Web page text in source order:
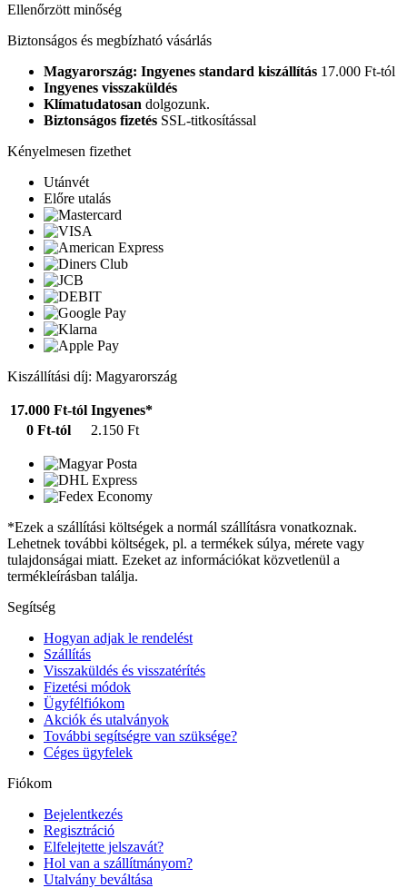
Ellenőrzött minőség
Biztonságos és megbízható vásárlás
Magyarország: Ingyenes standard kiszállítás 17.000 Ft-tól
Ingyenes visszaküldés
Klímatudatosan dolgozunk.
Biztonságos fizetés SSL-titkosítással
Kényelmesen fizethet
Utánvét
Előre utalás
Kiszállítási díj: Magyarország
17.000 Ft-tól Ingyenes*
0 Ft-tól
2.150 Ft
*Ezek a szállítási költségek a normál szállításra vonatkoznak.
Lehetnek további költségek, pl. a termékek súlya, mérete vagy
tulajdonságai miatt. Ezeket az információkat közvetlenül a
termékleírásban találja.
Segítség
Hogyan adjak le rendelést
Szállítás
Visszaküldés és visszatérítés
Fizetési módok
Ügyfélfiókom
Akciók és utalványok
További segítségre van szüksége?
Céges ügyfelek
Fiókom
Bejelentkezés
Regisztráció
Elfelejtette jelszavát?
Hol van a szállítmányom?
Utalvány beváltása